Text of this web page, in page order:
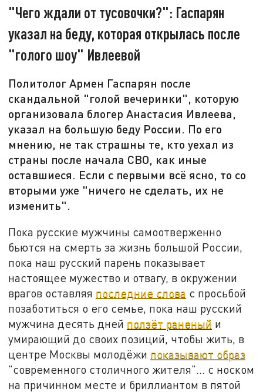
"Чего ждали от тусовочки?": Гаспарян
указал на беду, которая открылась после
"голого шоу" Ивлеевой
Политолог Армен Гаспарян после
скандальной "голой вечеринки", которую
организовала блогер Анастасия Ивлеева,
указал на большую беду России. По его
мнению, не так страшны те, кто уехал из
страны после начала СВО, как иные
оставшиеся. Если с первыми всё ясно, то со
вторыми уже "ничего не сделать, их не
изменить".
Пока русские мужчины самоотверженно
бьются на смерть за жизнь большой России,
пока наш русский парень показывает
настоящее мужество и отвагу, в окружении
врагов оставляя последние слова с просьбой
позаботиться о его семье, пока наш русский
мужчина десять дней ползёт раненый и
умирающий до своих позиций, чтобы жить, в
центре Москвы молодёжи показывают образ
"современного столичного жителя"… с носком
на причинном месте и бриллиантом в пятой